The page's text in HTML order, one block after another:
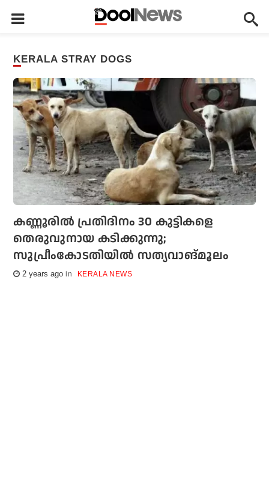
KERALA STRAY DOGS
കണ്ണൂരിൽ പ്രതിദിനം 30 കുട്ടികളെ
തെരുവുനായ കടിക്കുന്നു;
സുപ്രീംകോടതിയിൽ സത്യവാങ്മൂലം
2 years ago KERALA NEWS